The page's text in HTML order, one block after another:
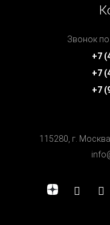
Звонок
+7
+7
+7
115280, г.